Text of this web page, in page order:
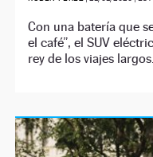
Con una batería que
el café”, el SUV
rey de los viajes largos.